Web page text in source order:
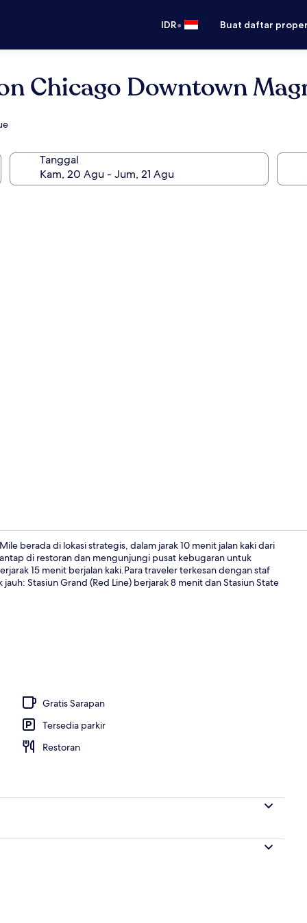
IDR• Buat daftar
Chicago Downtown
Tanggal
Seprai
berada di lokasi strategis, dalam jarak 10 menit jalan kaki dari
di restoran dan mengunjungi pusat kebugaran untuk
15 menit berjalan kaki.Para traveler terkesan dengan staf
Stasiun Grand (Red Line) berjarak 8 menit dan Stasiun State
Gratis Sarapan
Tersedia parkir
Restoran